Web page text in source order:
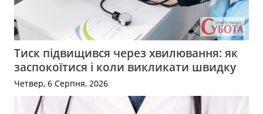
Тиск підвищився через хвилювання: як
заспокоїтися і коли викликати швидку
Четвер, 6 Серпня, 2026